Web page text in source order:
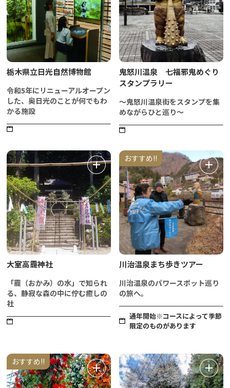
栃木県立日光自然博物館
令和5年にリニューアルオープン
した、奥日光のことが何でもわ
かる施設
鬼怒川温泉 七福邪鬼めぐり
スタンプラリー
～鬼怒川温泉街をスタンプを集
めながらひと巡り～
大室高龗神社
「龗（おかみ）の水」で知られ
る、静寂な森の中に佇む癒しの
社
おすすめ!!
川治温泉まち歩きツアー
川治温泉のパワースポット巡り
の旅へ。
通年開始※コースによって季節
限定のものがあります
おすすめ!!